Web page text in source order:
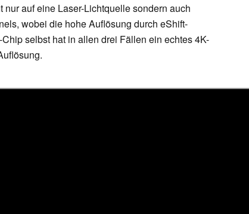
auf eine Laser-Lichtquelle sondern auch
wobei die hohe Auflösung durch eShift-
selbst hat in allen drei Fällen ein echtes 4K-